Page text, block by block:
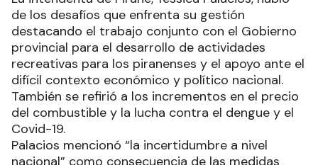
de los desafíos que enfrenta su gestión
destacando el trabajo conjunto con el Gobierno
provincial para el desarrollo de actividades
recreativas para los piranenses y el apoyo ante el
difícil contexto económico y político nacional.
También se refirió a los incrementos en el precio
del combustible y la lucha contra el dengue y el
Covid-19.
Palacios mencionó “la incertidumbre a nivel
nacional” como consecuencia de las medidas